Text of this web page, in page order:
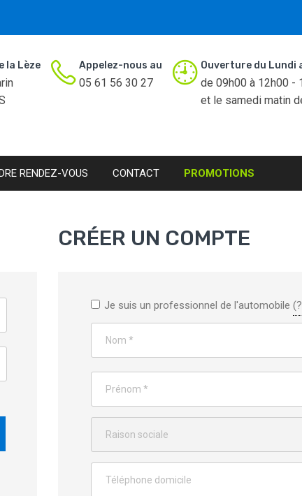
la Lèze Appelez-nous au
05 61 56 30 27
Ouverture du Lundi
de 09h00 à 12h00 -
et le samedi matin
RENDEZ-VOUS CONTACT PROMOTIONS
CRÉER UN COMPTE
Je suis un professionnel de l'automobile